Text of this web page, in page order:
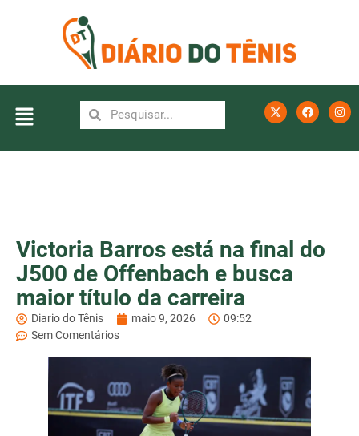
Victoria Barros está na final do
J500 de Offenbach e busca
maior título da carreira
Diario do Tênis maio 9, 2026
09:52
Sem Comentários